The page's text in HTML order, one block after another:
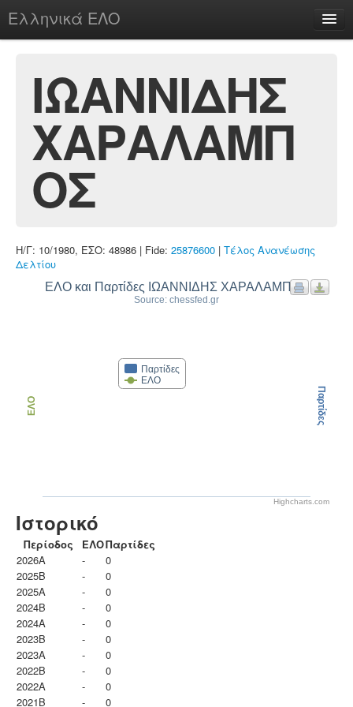
Ελληνικά ΕΛΟ
chesstu.be @ discord
Login
ΙΩΑΝΝΙΔΗΣ
ΧΑΡΑΛΑΜΠ
ΟΣ
Η/Γ: 10/1980, ΕΣΟ: 48986 | Fide: 25876600 | Τέλος Ανανέωσης
Δελτίου
ΕΛΟ και Παρτίδες ΙΩΑΝΝΙΔΗΣ ΧΑΡΑΛΑΜΠΟΣ
Source: chessfed.gr
Παρτίδες
ΕΛΟ
ΕΛΟ Παρτίδες
Highcharts.com
Ιστορικό
Περίοδος ΕΛΟΠαρτίδες
2026A
-
0
2025B
-
0
2025A
-
0
2024B
-
0
2024A
-
0
2023B
-
0
2023Α
-
0
2022B
-
0
2022A
-
0
2021B
- 0